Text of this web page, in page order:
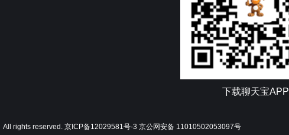
下载聊天宝APP
All rights reserved. 京ICP备12029581号-3 京公网安备 11010502053097号